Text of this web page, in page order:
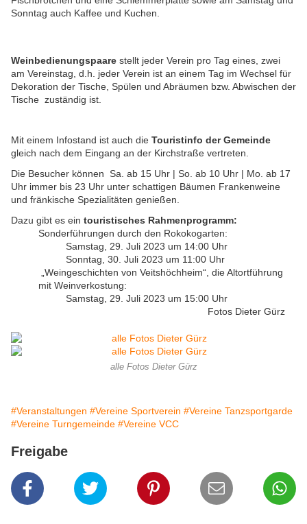
Sonntag auch Kaffee und Kuchen.
Weinbedienungspaare stellt jeder Verein pro Tag eines, zwei
am Vereinstag, d.h. jeder Verein ist an einem Tag im Wechsel für
Dekoration der Tische, Spülen und Abräumen bzw. Abwischen der
Tische zuständig ist.
Mit einem Infostand ist auch die Touristinfo der Gemeinde
gleich nach dem Eingang an der Kirchstraße vertreten.
Die Besucher können Sa. ab 15 Uhr | So. ab 10 Uhr | Mo. ab 17
Uhr immer bis 23 Uhr unter schattigen Bäumen Frankenweine
und fränkische Spezialitäten genießen.
Dazu gibt es ein touristisches Rahmenprogramm:
Sonderführungen durch den Rokokogarten:
Samstag, 29. Juli 2023 um 14:00 Uhr
Sonntag, 30. Juli 2023 um 11:00 Uhr
„Weingeschichten von Veitshöchheim“, die Altortführung
mit Weinverkostung:
Samstag, 29. Juli 2023 um 15:00 Uhr
Fotos Dieter Gürz
alle Fotos Dieter Gürz
#Veranstaltungen #Vereine Sportverein #Vereine Tanzsportgarde
#Vereine Turngemeinde #Vereine VCC
Freigabe